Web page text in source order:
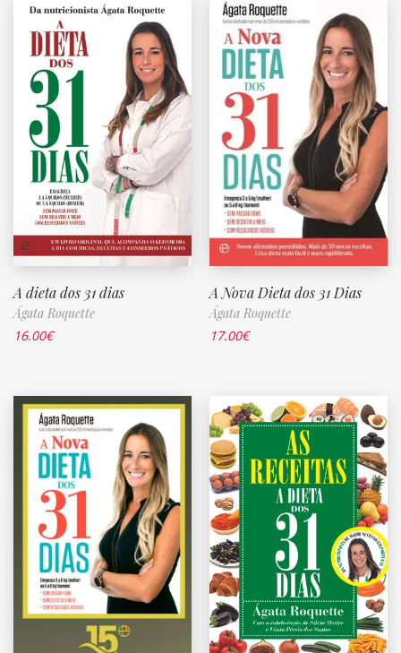
A dieta dos 31 dias
Ágata Roquette
16.00€
A Nova Dieta dos 31 Dias
Ágata Roquette
17.00€